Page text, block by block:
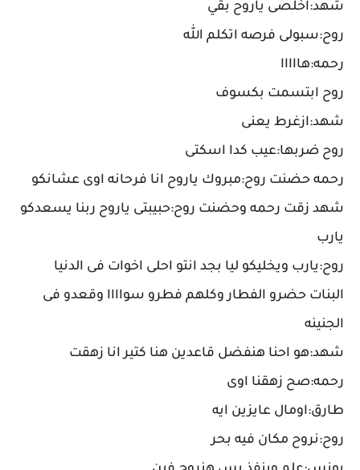
شهد:اخلصى ياروح بقي
روح:سبولى فرصه اتكلم الله
رحمه:هااااا
روح ابتسمت بكسوف
شهد:ازغرط يعنى
روح ضربها:عيب كدا اسكتى
رحمه حضنت روح:مبروك ياروح انا فرحانه اوى عشانكو
شهد زقت رحمه وحضنت روح:حبيبتى ياروح ربنا يسعدكو
يارب
روح:يارب ويخليكو ليا بجد انتو احلى اخوات فى الدنيا
البنات حضرو الفطار وكلهم فطرو سواااا وقعدو فى
الجنينه
شهد:هو احنا هنفضل قاعدين هنا كتير انا زهقت
رحمه:صح زهقنا اوى
طارق:اومال عايزين ايه
روح:نروح مكان فيه بحر